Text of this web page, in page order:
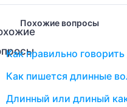
Похожие вопросы
Как правильно
Как пишется длинные
Длинный или длиный